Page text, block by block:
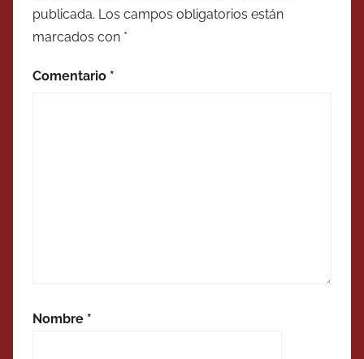
publicada. Los campos obligatorios están
marcados con *
Comentario *
Nombre *